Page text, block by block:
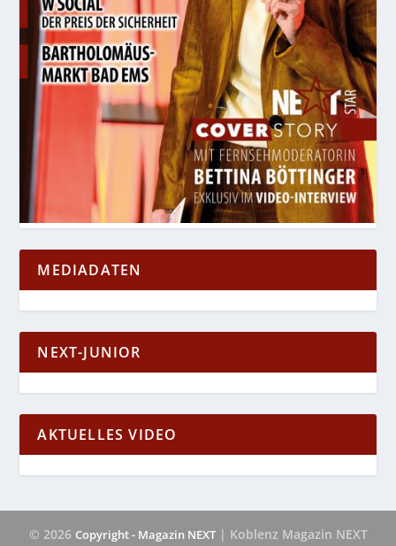
MEDIADATEN
NEXT-JUNIOR
AKTUELLES VIDEO
© 2026 Copyright - Magazin NEXT| Koblenz Magazin NEXT